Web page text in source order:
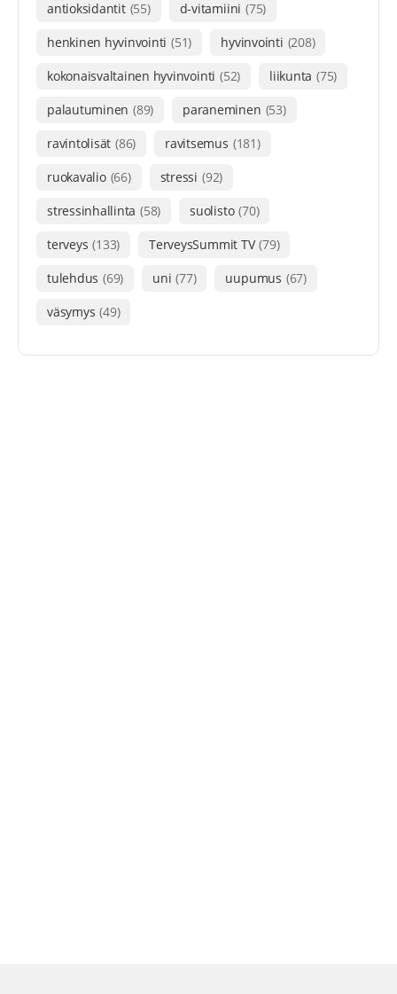
antioksidantit (55) d-vitamiini (75)
henkinen hyvinvointi (51) hyvinvointi (208)
kokonaisvaltainen hyvinvointi (52) liikunta (75)
palautuminen (89) paraneminen (53)
ravintolisät (86) ravitsemus (181)
ruokavalio (66) stressi (92)
stressinhallinta (58) suolisto (70)
terveys (133) TerveysSummit TV (79)
tulehdus (69) uni (77) uupumus (67)
väsymys (49)